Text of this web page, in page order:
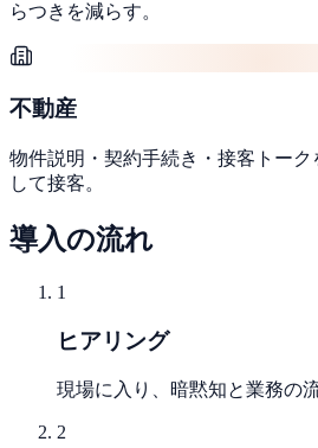
らつきを減らす。
不動産
物件説明・契約手続き・接客トー
して接客。
導入の流れ
1
ヒアリング
現場に入り、暗黙知と業務の
2